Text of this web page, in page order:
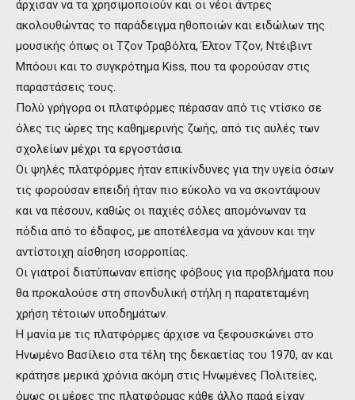
άρχισαν να τα χρησιμοποιούν και οι νέοι άντρες
ακολουθώντας το παράδειγμα ηθοποιών και ειδώλων της
μουσικής όπως οι Τζον Τραβόλτα, Έλτον Τζον, Ντέιβιντ
Μπόουι και το συγκρότημα Kiss, που τα φορούσαν στις
παραστάσεις τους.
Πολύ γρήγορα οι πλατφόρμες πέρασαν από τις ντίσκο σε
όλες τις ώρες της καθημερινής ζωής, από τις αυλές των
σχολείων μέχρι τα εργοστάσια.
Οι ψηλές πλατφόρμες ήταν επικίνδυνες για την υγεία όσων
τις φορούσαν επειδή ήταν πιο εύκολο να να σκοντάψουν
και να πέσουν, καθώς οι παχιές σόλες απομόνωναν τα
πόδια από το έδαφος, με αποτέλεσμα να χάνουν και την
αντίστοιχη αίσθηση ισορροπίας.
Οι γιατροί διατύπωναν επίσης φόβους για προβλήματα που
θα προκαλούσε στη σπονδυλική στήλη η παρατεταμένη
χρήση τέτοιων υποδημάτων.
Η μανία με τις πλατφόρμες άρχισε να ξεφουσκώνει στο
Ηνωμένο Βασίλειο στα τέλη της δεκαετίας του 1970, αν και
κράτησε μερικά χρόνια ακόμη στις Ηνωμένες Πολιτείες,
όμως οι μέρες της πλατφόρμας κάθε άλλο παρά είχαν